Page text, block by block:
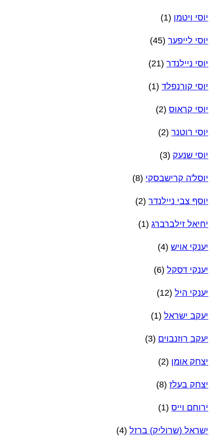
יוסי ויטמן (1)
יוסי לייפער (45)
יוסי ניילנדר (21)
יוסי קורנפלד (1)
יוסי קראוס (2)
יוסי רוטנר (2)
יוסי שנעק (3)
יוסל'ה קרישבסקי (8)
יוסף צבי ניילנדר (2)
יחיאל זילברברג (1)
יענקי אויש (4)
יענקי דסקל (6)
יענקי היל (12)
יעקב ישראל (1)
יעקב רוזנבוים (3)
יצחק אומן (2)
יצחק בעלז (8)
ירוחם וייס (1)
ישראל (שרוליק) ברזל (4)